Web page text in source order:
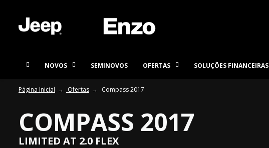
NOVOS SEMINOVOS OFERTAS SOLUÇÕES FINANCEIRAS
Página Inicial Ofertas Compass 2017
COMPASS 2017
LIMITED AT 2.0 FLEX